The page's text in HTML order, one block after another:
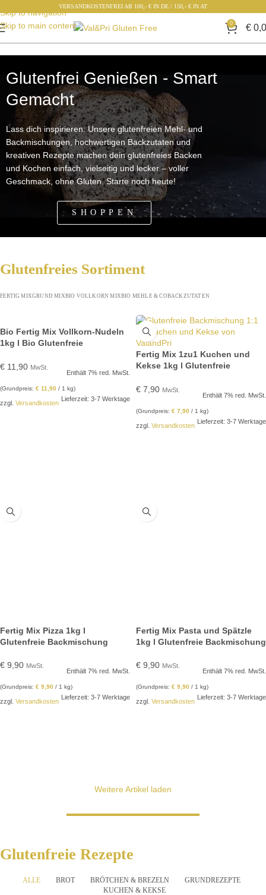
Skip to navigation
Skip to main content
VERSANDKOSTENFREI AB 100,- € IN DE / 150,- € IN AT
0 €
Glutenfrei Genießen - Smart
Gemacht
Lass dich inspirieren: Unsere glutenfreien Mehl- und
Backmischungen, hochwertigen Backzutaten und
kreativen Rezepte machen dein glutenfreies Backen
und Kochen einfach, vielseitig und lecker – voller
Geschmack, ohne Gluten. Starte noch heute!
SHOPPEN
Glutenfreies Sortiment
FERTIG MIXGRUND MIXBIO VOLLKORN MIXBIO MEHLE & COBACKZUTATEN
Bio Fertig Mix Vollkorn-Nudeln
1kg l Bio Glutenfreie
€ 11,90 MwSt.
Enthält 7% red. MwSt.
(Grundpreis: € 11,90 / 1 kg)
zzgl. Versandkosten
Lieferzeit: 3-7 Werktage
Fertig Mix 1zu1 Kuchen und
Kekse 1kg l Glutenfreie
€ 7,90 MwSt.
Enthält 7% red. MwSt.
(Grundpreis: € 7,90 / 1 kg)
zzgl. Versandkosten
Lieferzeit: 3-7 Werktage
Fertig Mix Pizza 1kg l
Glutenfreie Backmischung
€ 9,90 MwSt.
Enthält 7% red. MwSt.
(Grundpreis: € 9,90 / 1 kg)
zzgl. Versandkosten
Lieferzeit: 3-7 Werktage
Fertig Mix Pasta und Spätzle
1kg l Glutenfreie Backmischung
€ 9,90 MwSt.
Enthält 7% red. MwSt.
(Grundpreis: € 9,90 / 1 kg)
zzgl. Versandkosten
Lieferzeit: 3-7 Werktage
Weitere Artikel laden
Glutenfreie Rezepte
ALLE BROT BRÖTCHEN & BREZELN
GRUNDREZEPTE
KUCHEN & KEKSE